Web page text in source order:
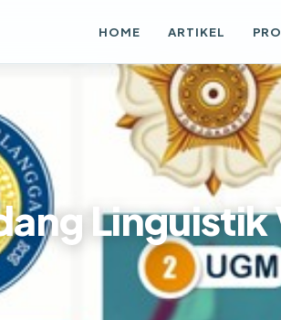
HOME ARTIKEL
Linguistik